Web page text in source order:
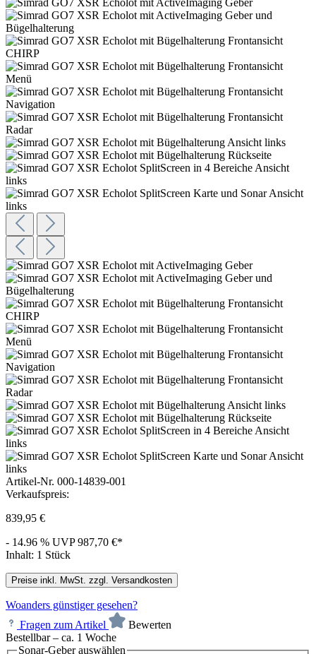
Artikel-Nr. 000-14839-001
Verkaufspreis:
839,95 €
- 14.96 % UVP987,70 €*
Inhalt: 1 Stück
Preise inkl. MwSt. zzgl. Versandkosten
Woanders günstiger gesehen?
Fragen zum Artikel
Bewerten
Bestellbar – ca. 1 Woche
Sonar-Geberauswählen